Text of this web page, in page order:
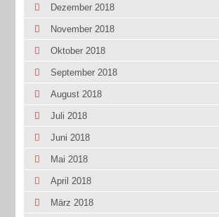
Dezember 2018
November 2018
Oktober 2018
September 2018
August 2018
Juli 2018
Juni 2018
Mai 2018
April 2018
März 2018